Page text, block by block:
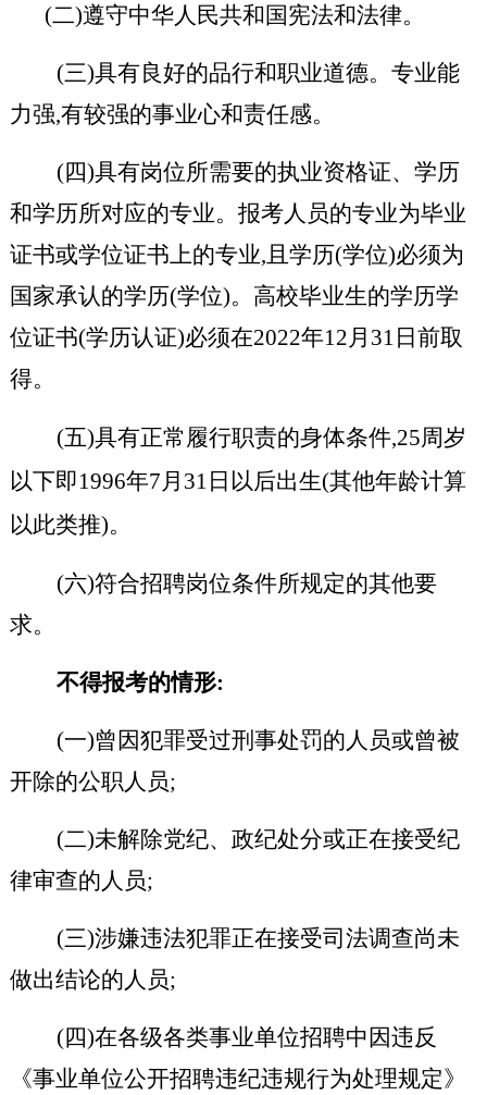
(二)遵守中华人民共和国宪法和法律。
(三)具有良好的品行和职业道德。专业能
力强,有较强的事业心和责任感。
(四)具有岗位所需要的执业资格证、学历
和学历所对应的专业。报考人员的专业为毕业
证书或学位证书上的专业,且学历(学位)必须为
国家承认的学历(学位)。高校毕业生的学历学
位证书(学历认证)必须在2022年12月31日前取
得。
(五)具有正常履行职责的身体条件,25周岁
以下即1996年7月31日以后出生(其他年龄计算
以此类推)。
(六)符合招聘岗位条件所规定的其他要
求。
不得报考的情形:
(一)曾因犯罪受过刑事处罚的人员或曾被
开除的公职人员;
(二)未解除党纪、政纪处分或正在接受纪
律审查的人员;
(三)涉嫌违法犯罪正在接受司法调查尚未
做出结论的人员;
(四)在各级各类事业单位招聘中因违反
《事业单位公开招聘违纪违规行为处理规定》